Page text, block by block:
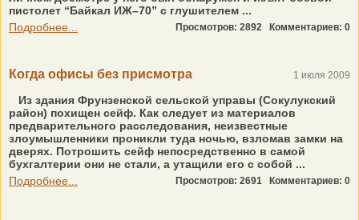
пистолет “Байкал ИЖ–70” с глушителем ...
Подробнее...
Просмотров: 2892 Комментариев: 0
Когда офисы без присмотра 1 июля 2009
Из здания Фрунзенской сельской управы (Сокулукский
район) похищен сейф. Как следует из материалов
предварительного расследования, неизвестные
злоумышленники проникли туда ночью, взломав замки на
дверях. Потрошить сейф непосредственно в самой
бухгалтерии они не стали, а утащили его с собой ...
Подробнее...
Просмотров: 2691 Комментариев: 0